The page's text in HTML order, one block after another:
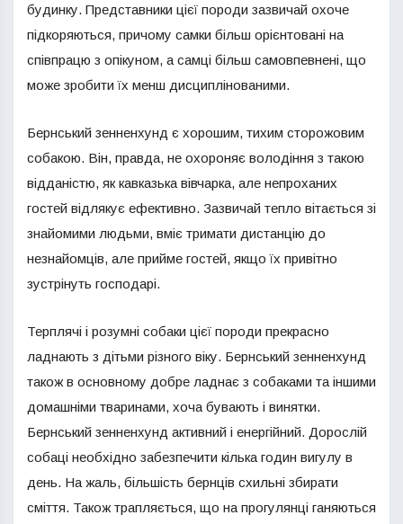
будинку. Представники цієї породи зазвичай охоче
підкоряються, причому самки більш орієнтовані на
співпрацю з опікуном, а самці більш самовпевнені, що
може зробити їх менш дисциплінованими.
Бернський зенненхунд є хорошим, тихим сторожовим
собакою. Він, правда, не охороняє володіння з такою
відданістю, як кавказька вівчарка, але непроханих
гостей відлякує ефективно. Зазвичай тепло вітається зі
знайомими людьми, вміє тримати дистанцію до
незнайомців, але прийме гостей, якщо їх привітно
зустрінуть господарі.
Терплячі і розумні собаки цієї породи прекрасно
ладнають з дітьми різного віку. Бернський зенненхунд
також в основному добре ладнає з собаками та іншими
домашніми тваринами, хоча бувають і винятки.
Бернський зенненхунд активний і енергійний. Дорослій
собаці необхідно забезпечити кілька годин вигулу в
день. На жаль, більшість бернців схильні збирати
сміття. Також трапляється, що на прогулянці ганяються